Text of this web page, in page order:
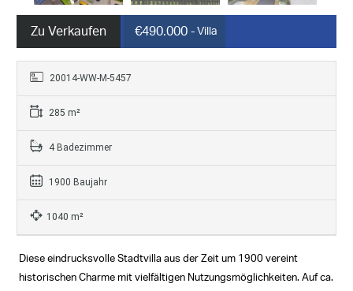
Zu Verkaufen €490.000 - Villa
20014-WW-M-5457
285 m²
4 Badezimmer
1900 Baujahr
1040 m²
Diese eindrucksvolle Stadtvilla aus der Zeit um 1900 vereint
historischen Charme mit vielfältigen Nutzungsmöglichkeiten. Auf ca.